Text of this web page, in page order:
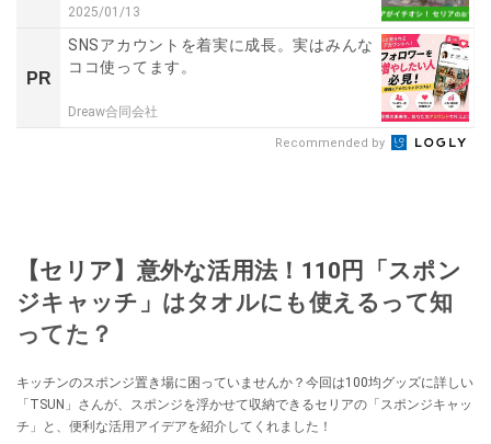
2025/01/13
PR
SNSアカウントを着実に成長。実はみんな
ココ使ってます。
Dreaw合同会社
Recommended by
【セリア】意外な活用法！110円「スポン
ジキャッチ」はタオルにも使えるって知
ってた？
キッチンのスポンジ置き場に困っていませんか？今回は100均グッズに詳しい
「TSUN」さんが、スポンジを浮かせて収納できるセリアの「スポンジキャッ
チ」と、便利な活用アイデアを紹介してくれました！